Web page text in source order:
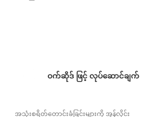
ဝက်ဆိုဒ် ဖြင့် လုပ်ဆောင်ချက်
အသုံးစရိတ်တောင်းခံခြင်းများကို အွန်လိုင်း